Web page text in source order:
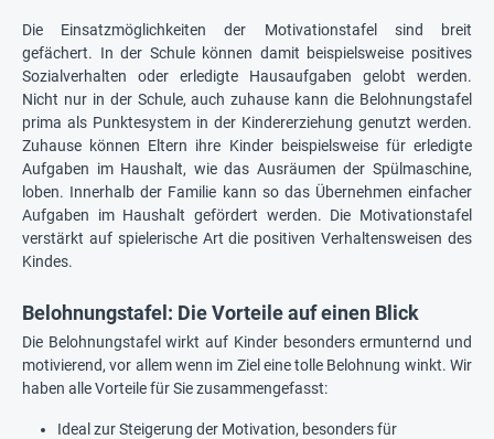
Die Einsatzmöglichkeiten der Motivationstafel sind breit
gefächert. In der Schule können damit beispielsweise positives
Sozialverhalten oder erledigte Hausaufgaben gelobt werden.
Nicht nur in der Schule, auch zuhause kann die Belohnungstafel
prima als Punktesystem in der Kindererziehung genutzt werden.
Zuhause können Eltern ihre Kinder beispielsweise für erledigte
Aufgaben im Haushalt, wie das Ausräumen der Spülmaschine,
loben. Innerhalb der Familie kann so das Übernehmen einfacher
Aufgaben im Haushalt gefördert werden. Die Motivationstafel
verstärkt auf spielerische Art die positiven Verhaltensweisen des
Kindes.
Belohnungstafel: Die Vorteile auf einen Blick
Die Belohnungstafel wirkt auf Kinder besonders ermunternd und
motivierend, vor allem wenn im Ziel eine tolle Belohnung winkt. Wir
haben alle Vorteile für Sie zusammengefasst:
Ideal zur Steigerung der Motivation, besonders für